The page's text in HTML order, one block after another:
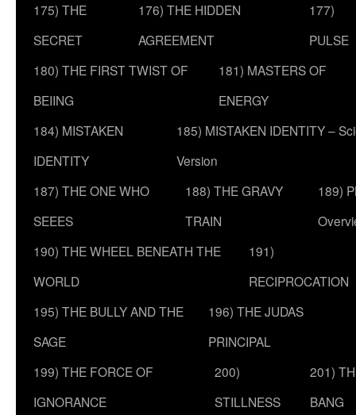
175) THE
SECRET
176) THE HIDDEN
AGREEMENT
177)
PULSE
180) THE FIRST TWIST OF
BEIING
181) MASTERS OF
ENERGY
184) MISTAKEN
IDENTITY
185) MISTAKEN IDENTITY –
Version
187) THE ONE WHO
SEEES
188) THE GRAVY
TRAIN
189)
190) THE WHEEL BENEATH THE
WORLD
191)
RECIPROCATION
195) THE BULLY AND THE
SAGE
196) THE JUDAS
PRINCIPAL
199) THE FORCE OF
IGNORANCE
200)
STILLNESS
201)
BANG